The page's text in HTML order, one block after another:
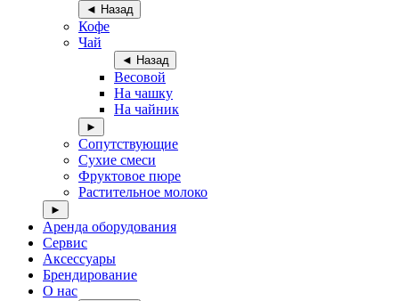
◄ Назад
Кофе
Чай
◄ Назад
Весовой
На чашку
На чайник
►
Сопутствующие
Сухие смеси
Фруктовое пюре
Растительное молоко
►
Аренда оборудования
Сервис
Аксессуары
Брендирование
О нас